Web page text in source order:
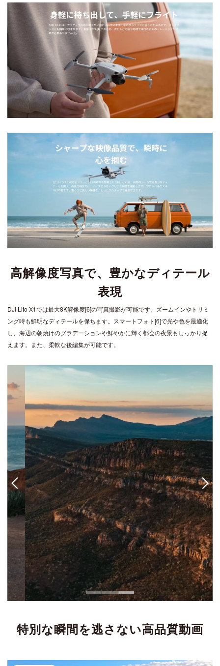
高解像度写真で、豊かなディテール
表現
DJI Lito X1では最大8K解像度[6]の写真撮影が可能です。ズームインやトリミ
ング時も鮮明なディテールを保ちます。スマートフォト[6]で光や色を最適化
し、海辺の朝焼けのグラデーションや鮮やかに輝く都会の夜景もしっかり捉
えます。また、柔軟な後編集が可能です。
特別な瞬間を逃さない高品質動画